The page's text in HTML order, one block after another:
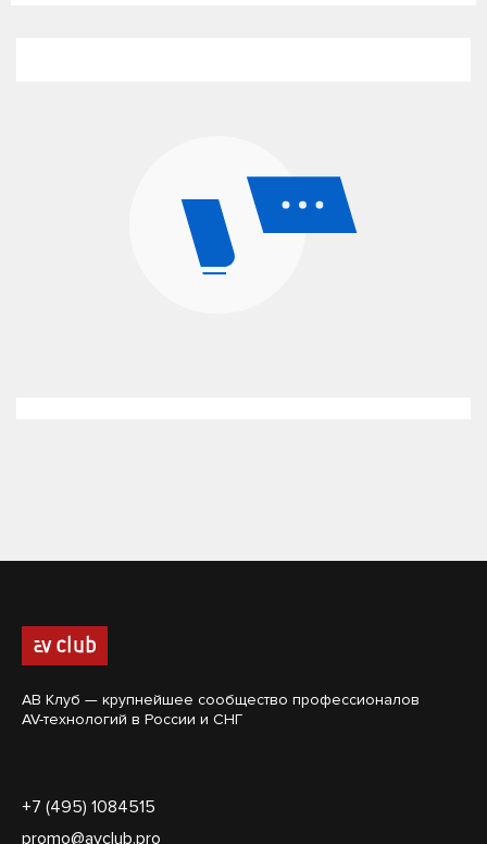
АВ Клуб — крупнейшее сообщество профессионалов
AV-технологий в России и СНГ
+7 (495) 1084515
promo@avclub.pro